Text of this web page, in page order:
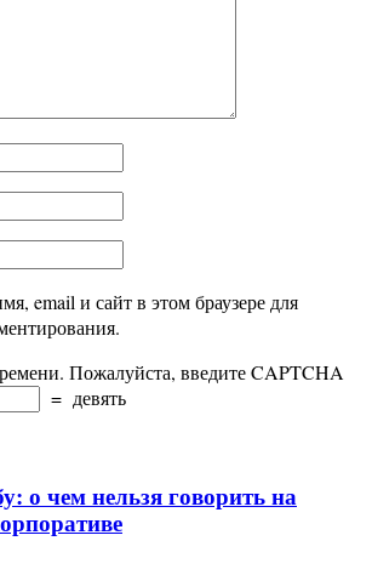
email и сайт в этом браузере для
Пожалуйста, введите CAPTCHA
= девять
о чем нельзя говорить на